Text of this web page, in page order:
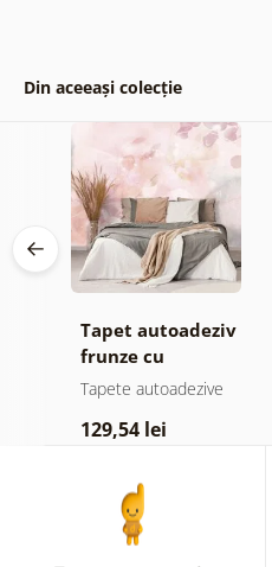
Din aceeași colecție
Tapet autoadeziv
frunze cu
atingere
Tapete autoadezive
129,54 lei